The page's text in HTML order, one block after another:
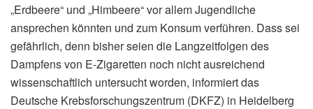
„Erdbeere“ und „Himbeere“ vor allem Jugendliche
ansprechen könnten und zum Konsum verführen. Dass sei
gefährlich, denn bisher seien die Langzeitfolgen des
Dampfens von E-Zigaretten noch nicht ausreichend
wissenschaftlich untersucht worden, informiert das
Deutsche Krebsforschungszentrum (DKFZ) in Heidelberg